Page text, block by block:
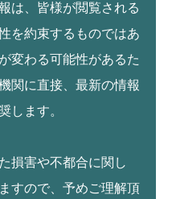
は、皆様が閲覧される
を約束するものではあ
変わる可能性があるた
関に直接、最新の情報
します。
損害や不都合に関し
すので、予めご理解頂